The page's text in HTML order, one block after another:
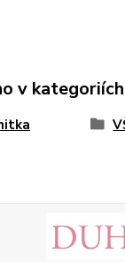
v kategoriích